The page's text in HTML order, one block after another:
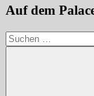
Auf dem
Suchen
nach: